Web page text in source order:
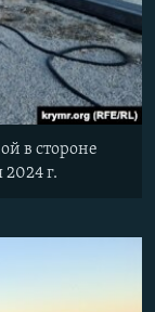
в стороне
г.